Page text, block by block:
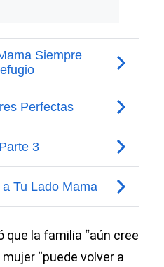
que la familia “aún cree
“puede volver a